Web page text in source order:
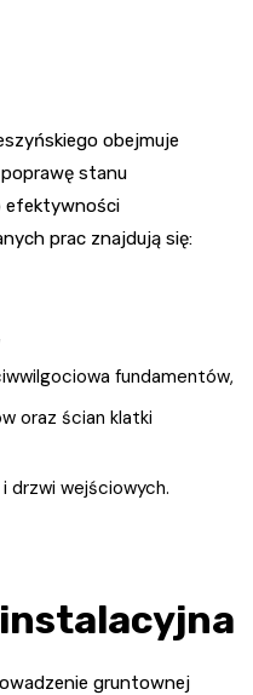
obejmuje
poprawę stanu
efektywności
prac znajdują się:
fundamentów,
oraz ścian klatki
drzwi wejściowych.
gruntownej